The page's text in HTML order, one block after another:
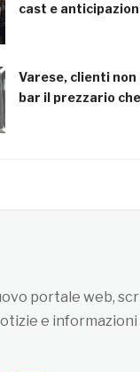
cast e
Varese, clienti non
bar il prezzario
portale web,
e informazioni